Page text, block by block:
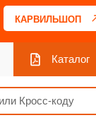
КАРВИЛЬШОП
Каталог